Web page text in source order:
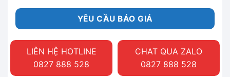
YÊU CẦU BÁO GIÁ
LIÊN HỆ HOTLINE
0827 888 528
CHAT QUA ZALO
0827 888 528